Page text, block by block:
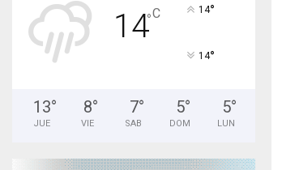
14°C 14°
14°
13°
JUE
8°
VIE
7°
SAB
5°
DOM
5°
LUN